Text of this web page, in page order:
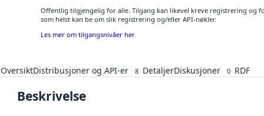
Offentlig tilgjengelig for alle. Tilgang kan likevel kreve registrering og
som helst kan be om slik registrering og/eller API-nøkler.
Les mer om tilgangsnivåer her
OversiktDistribusjoner og API-er 8 DetaljerDiskusjoner 0 RDF
Beskrivelse